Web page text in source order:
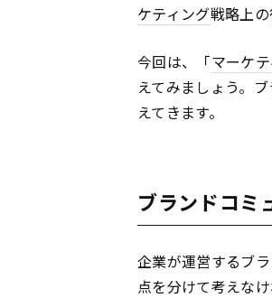
ケティング戦略上
今回は、「マーケ
えてみましょう。
えてきます。
ブランドコミ
企業が運営するブ
点を分けて考えな